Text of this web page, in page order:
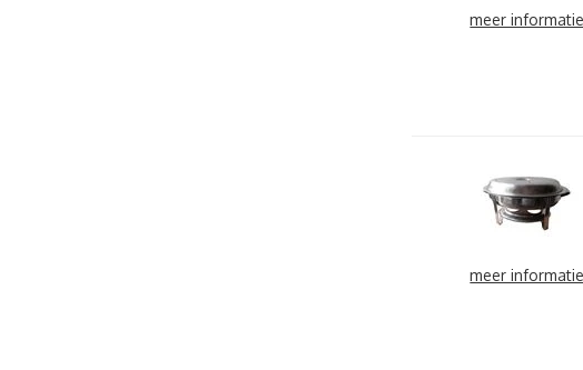
meer informatie
meer informatie